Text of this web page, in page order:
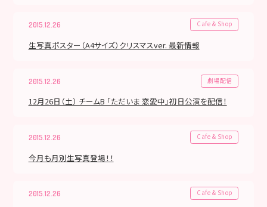
2015.12.26 Cafe & Shop
生写真ポスター（A4サイズ）クリスマスver. 最新情報
2015.12.26 劇場配信
12月26日（土） チームB 「ただいま 恋愛中」初日公演を配信！
2015.12.26 Cafe & Shop
今月も月別生写真登場！！
2015.12.26 Cafe & Shop